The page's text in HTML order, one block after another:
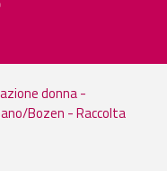
donna -
Bozen - Raccolta